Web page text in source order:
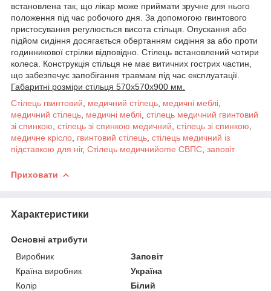
встановлена так, що лікар може приймати зручне для нього
положення під час робочого дня. За допомогою гвинтового
пристосування регулюється висота стільця. Опускання або
підйом сидіння досягається обертанням сидіння за або проти
годинникової стрілки відповідно. Стілець встановлений чотири
колеса. Конструкція стільця не має витичних гострих частин,
що забезпечує запобігання травмам під час експлуатації.
Габаритні розміри стільця 570х570х900 мм.
Стілець гвинтовий
медичний стілець медичні меблі
медичний стілець медичні меблі стілець медичний гвинтовий
зі спинкою стілець зі спинкою медичний стілець зі спинкою
медичне крісло гвинтовий стілець стілець медичний із
підставкою для ніг, Стілець медичнийome СВПC заповіт
Приховати
Характеристики
Основні атрибути
Виробник
Заповіт
Країна виробник
Україна
Колір
Білий